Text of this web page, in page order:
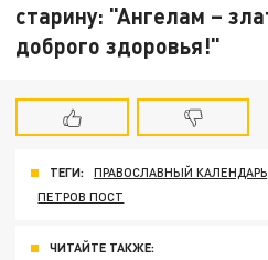
старину: "Ангелам –
доброго здоровья!"
ТЕГИ: ПРАВОСЛАВНЫЙ КАЛЕНДАРЬ
ПЕТРОВ ПОСТ
ЧИТАЙТЕ ТАКЖЕ: